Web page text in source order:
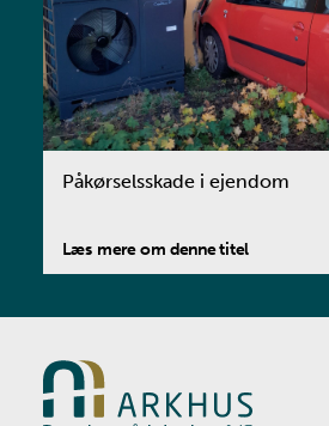
Påkørselsskade i ejendom
Læs mere om denne titel